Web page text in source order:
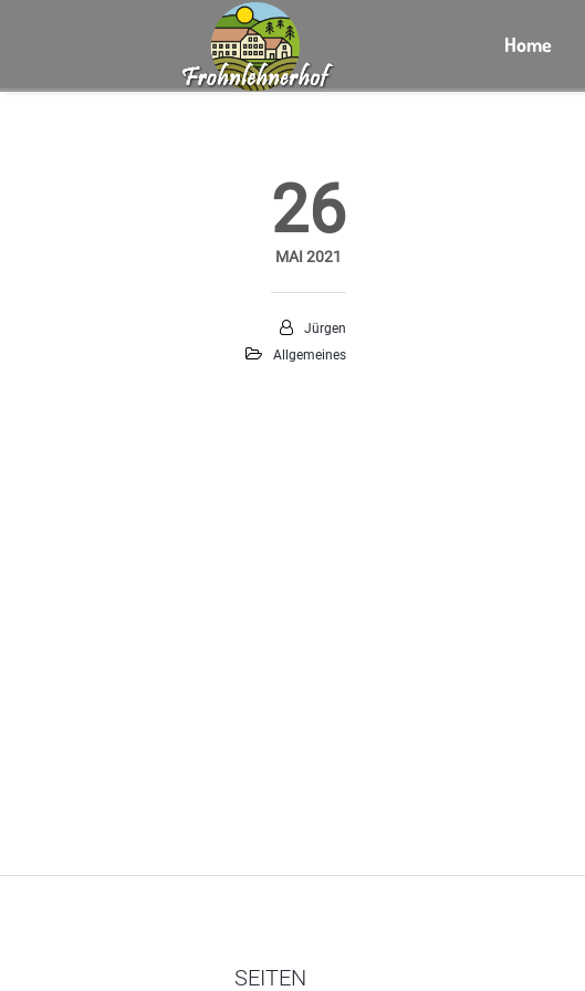
Home
26
MAI 2021
Jürgen
Allgemeines
SEITEN